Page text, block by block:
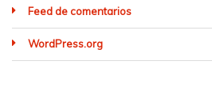
Feed de comentarios
WordPress.org